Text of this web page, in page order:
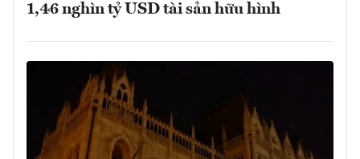
1,46 nghìn tỷ USD tài sản hữu hình